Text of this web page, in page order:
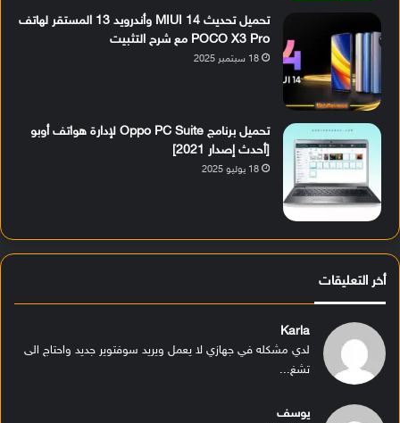
تحميل تحديث MIUI 14 وأندرويد 13 المستقر لهاتف
POCO X3 Pro مع شرح التثبيت
18 سبتمبر 2025
تحميل برنامج Oppo PC Suite لإدارة هواتف أوبو
[أحدث إصدار 2021]
18 يوليو 2025
أخر التعليقات
Karla
لدي مشكله في جهازي لا يعمل ويريد سوفتوير جديد واحتاج الى
تشغ...
يوسف